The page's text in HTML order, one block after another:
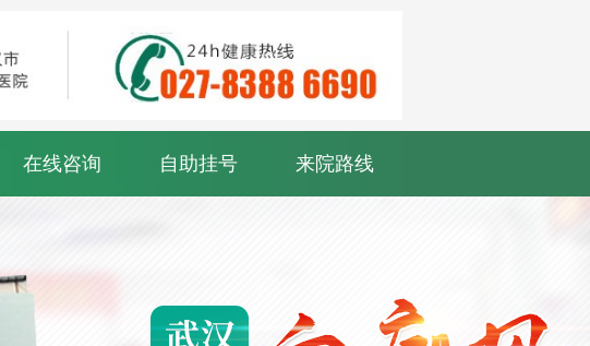
在线咨询 自助挂号 来院路线